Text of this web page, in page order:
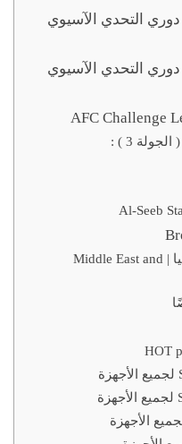
دوري التحدي الآسيوي
دوري التحدي الآسيوي
3 ) :
الشرق الاوسط و شمال أفريقيا | Middle East and